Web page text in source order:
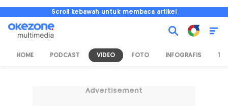
Scroll kebawah untuk membaca artikel
HOME PODCAST VIDEO FOTO INFOGRAFIS TV
Advertisement